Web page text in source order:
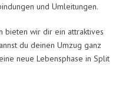
und Umleitungen.
bieten wir dir ein attraktives
du deinen Umzug ganz
neue Lebensphase in Split